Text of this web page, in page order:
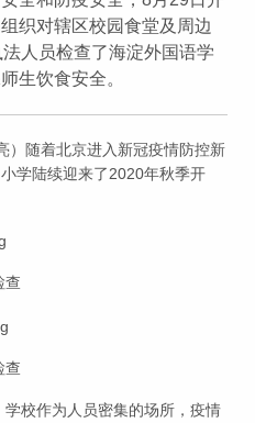
织对辖区校园食堂及周边
人员检查了海淀外国语学
生饮食安全。
）随着北京进入新冠疫情防控新
学陆续迎来了2020年秋季开
查
查
校作为人员密集的场所，疫情